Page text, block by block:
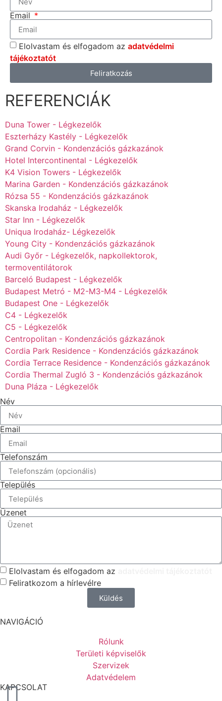
Email
Elolvastam és elfogadom az adatvédelmi
tájékoztatót
Feliratkozás
REFERENCIÁK
Duna Tower - Légkezelők
Eszterházy Kastély - Légkezelők
Grand Corvin - Kondenzációs gázkazánok
Hotel Intercontinental - Légkezelők
K4 Vision Towers - Légkezelők
Marina Garden - Kondenzációs gázkazánok
Rózsa 55 - Kondenzációs gázkazánok
Skanska Irodaház - Légkezelők
Star Inn - Légkezelők
Uniqua Irodaház- Légkezelők
Young City - Kondenzációs gázkazánok
Audi Győr - Légkezelők, napkollektorok,
termoventilátorok
Barceló Budapest - Légkezelők
Budapest Metró - M2-M3-M4 - Légkezelők
Budapest One - Légkezelők
C4 - Légkezelők
C5 - Légkezelők
Centropolitan - Kondenzációs gázkazánok
Cordia Park Residence - Kondenzációs gázkazánok
Cordia Terrace Residence - Kondenzációs gázkazánok
Cordia Thermal Zugló 3 - Kondenzációs gázkazánok
Duna Pláza - Légkezelők
Név
Email
Telefonszám
Település
Üzenet
Elolvastam és elfogadom az
Feliratkozom a hírlevélre
Küldés
NAVIGÁCIÓ
Rólunk
Területi képviselők
Szervizek
Adatvédelem
KAPCSOLAT